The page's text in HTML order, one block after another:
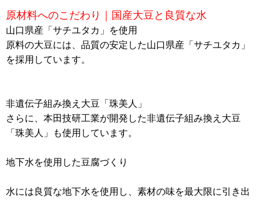
原材料へのこだわり｜国産大豆と良質な水
山口県産「サチユタカ」を使用
原料の大豆には、品質の安定した山口県産「サチユタカ」
を採用しています。
非遺伝子組み換え大豆「珠美人」
さらに、本田技研工業が開発した非遺伝子組み換え大豆
「珠美人」も使用しています。
地下水を使用した豆腐づくり
水には良質な地下水を使用し、素材の味を最大限に引き出